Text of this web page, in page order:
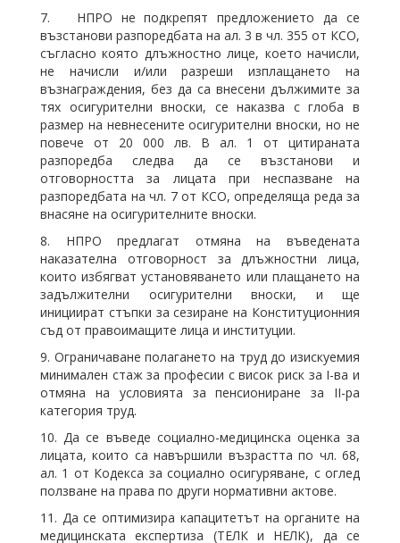
7. НПРО не подкрепят предложението да се
възстанови разпоредбата на ал. 3 в чл. 355 от КСО,
съгласно която длъжностно лице, което начисли,
не начисли и/или разреши изплащането на
възнаграждения, без да са внесени дължимите за
тях осигурителни вноски, се наказва с глоба в
размер на невнесените осигурителни вноски, но не
повече от 20 000 лв. В ал. 1 от цитираната
разпоредба следва да се възстанови и
отговорността за лицата при неспазване на
разпоредбата на чл. 7 от КСО, определяща реда за
внасяне на осигурителните вноски.
8. НПРО предлагат отмяна на въведената
наказателна отговорност за длъжностни лица,
които избягват установяването или плащането на
задължителни осигурителни вноски, и ще
инициират стъпки за сезиране на Конституционния
съд от правоимащите лица и институции.
9. Ограничаване полагането на труд до изискуемия
минимален стаж за професии с висок риск за I-ва и
отмяна на условията за пенсиониране за II-ра
категория труд.
10. Да се въведе социално-медицинска оценка за
лицата, които са навършили възрастта по чл. 68,
ал. 1 от Кодекса за социално осигуряване, с оглед
ползване на права по други нормативни актове.
11. Да се оптимизира капацитетът на органите на
медицинската експертиза (ТЕЛК и НЕЛК), да се